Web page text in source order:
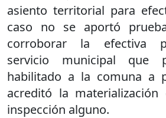
asiento territorial para
caso no se aportó
corroborar la efectiva
servicio municipal que
habilitado a la comuna a
acreditó la
inspección alguno.